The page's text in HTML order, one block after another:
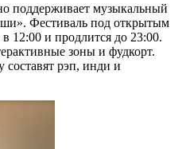
поддерживает музыкальный
Фестиваль под открытым
в 12:00 и продлится до 23:00.
зоны и фудкорт.
рэп, инди и